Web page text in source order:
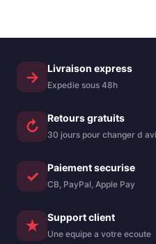
Couverture en
avec texture et
kickstand – bleu
→ Livraison express
Expedie sous 48h
↻ Retours gratuits
30 jours pour changer d
✓ Paiement securise
CB, PayPal, Apple Pay
★ Support client
Une equipe a votre ecoute